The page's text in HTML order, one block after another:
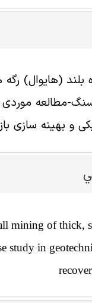
بلند (هایوال)
مطالعه موردی
و بهینه سازی
mining of thick,
study in